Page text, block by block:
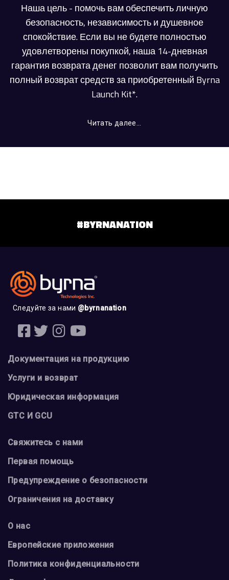
Наша цель - помочь вам обеспечить личную
безопасность, независимость и душевное
спокойствие. Если вы не будете полностью
удовлетворены покупкой, наша 14-дневная
гарантия возврата денег позволит вам получить
полный возврат средств за приобретенный Byrna
Launch Kit*.
Читать далее...
#BYRNANATION
Следуйте за нами @byrnanation
Документация на продукцию
Услуги и возврат
Юридическая информация
GTC И GCU
Свяжитесь с нами
Первая помощь
Предупреждение о безопасности
Ограничения на доставку
О нас
Европейские приложения
Политика конфиденциальности